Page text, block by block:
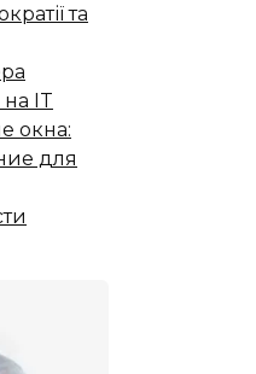
та
IT
окна:
для